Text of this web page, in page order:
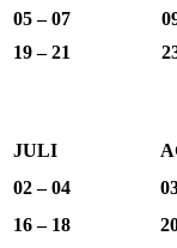
05 – 07
19 – 21
JULI
02 – 04
16 – 18